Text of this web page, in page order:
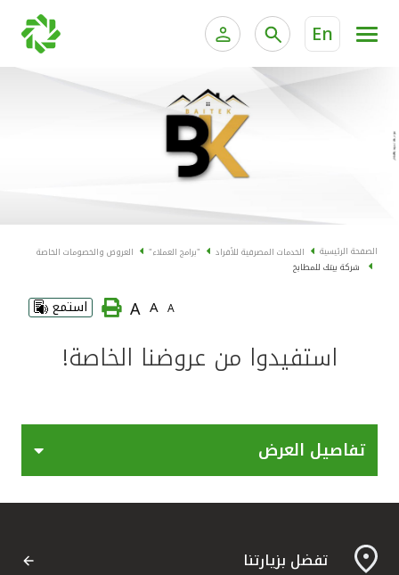
En
الخدمات المصرفية الإلكترونية للأفراد
الخدمات المصرفية الإلكترونية للشركات
خدمة "بيتك" للتداول الإلكتروني
الخدمات المصرفية للأفراد الخدمات المالية
الحسابات المصرفية
البطاقات
"برامج العملاء"
الاستثمار
القنوات المصرفية
أدوات وخدمات
الصفحة الرئيسية الخدمات المصرفية للأفراد "برامج العملاء"
العروض والخصومات الخاصة
شركة بيتك للمطابخ
A
A
A استمع
استفيدوا من عروضنا الخاصة!
تفاصيل العرض
تفضل بزيارتنا